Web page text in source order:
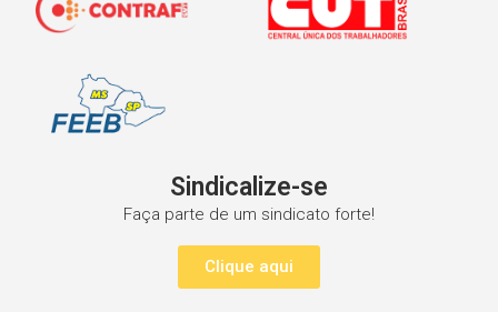
Sindicalize-se
Faça parte de um sindicato forte!
Clique aqui